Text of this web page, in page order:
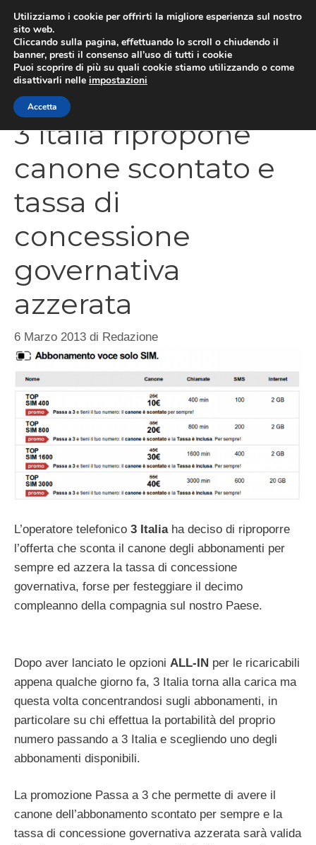
contenuto
3 Italia ripropone
canone scontato e
tassa di
concessione
governativa
azzerata
6 Marzo 2013 di Redazione
L’operatore telefonico 3 Italiaha deciso di riproporre
l’offerta che sconta il canone degli abbonamenti per
sempre ed azzera la tassa di concessione
governativa, forse per festeggiare il decimo
compleanno della compagnia sul nostro Paese.
Dopo aver lanciato le opzioni ALL-IN per le ricaricabili
appena qualche giorno fa, 3 Italia torna alla carica ma
questa volta concentrandosi sugli abbonamenti, in
particolare su chi effettua la portabilità del proprio
numero passando a 3 Italia e scegliendo uno degli
abbonamenti disponibili.
La promozione Passa a 3 che permette di avere il
canone dell’abbonamento scontato per sempre e la
tassa di concessione governativa azzerata sarà valida
Utilizziamo i cookie per offrirti la migliore esperienza sul nostro
sito web.
Cliccando sulla pagina, effettuando lo scroll o chiudendo il
banner, presti il consenso all’uso di tutti i cookie
Puoi scoprire di più su quali cookie stiamo utilizzando o come
disattivarli nelle impostazioni
Accetta